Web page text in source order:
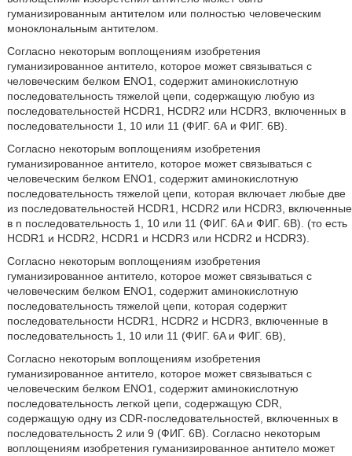
гуманизированным антителом или полностью человеческим
моноклональным антителом.
Согласно некоторым воплощениям изобретения
гуманизированное антитело, которое может связываться с
человеческим белком ENO1, содержит аминокислотную
последовательность тяжелой цепи, содержащую любую из
последовательностей HCDR1, HCDR2 или HCDR3, включенных в
последовательности 1, 10 или 11 (ФИГ. 6А и ФИГ. 6В).
Согласно некоторым воплощениям изобретения
гуманизированное антитело, которое может связываться с
человеческим белком ENO1, содержит аминокислотную
последовательность тяжелой цепи, которая включает любые две
из последовательностей HCDR1, HCDR2 или HCDR3, включенные
в n последовательность 1, 10 или 11 (ФИГ. 6A и ФИГ. 6В). (то есть
HCDR1 и HCDR2, HCDR1 и HCDR3 или HCDR2 и HCDR3).
Согласно некоторым воплощениям изобретения
гуманизированное антитело, которое может связываться с
человеческим белком ENO1, содержит аминокислотную
последовательность тяжелой цепи, которая содержит
последовательности HCDR1, HCDR2 и HCDR3, включенные в
последовательность 1, 10 или 11 (ФИГ. 6A и ФИГ. 6B),
Согласно некоторым воплощениям изобретения
гуманизированное антитело, которое может связываться с
человеческим белком ENO1, содержит аминокислотную
последовательность легкой цепи, содержащую CDR,
содержащую одну из CDR-последовательностей, включенных в
последовательность 2 или 9 (ФИГ. 6B). Согласно некоторым
воплощениям изобретения гуманизированное антитело может